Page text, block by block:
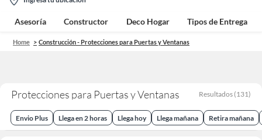
icon
Asesoría Constructor Deco Hogar Tipos de Entrega
Home Construcción - Protecciones para Puertas y Ventanas
Protecciones para Puertas y Ventanas Resultados (131)
Envio Plus Llega en 2 horas Llega hoy Llega mañana Retira mañana